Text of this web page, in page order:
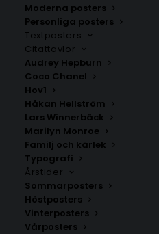
Moderna posters
Personliga posters
Textposters
Citattavlor
Audrey Hepburn
Coco Chanel
Hov1
Håkan Hellström
Lars Winnerbäck
Marilyn Monroe
Familj och kärlek
Typografi
Årstider
Sommarposters
Höstposters
Vinterposters
Vårposters
Strawberry Daiquiri
Fr.99.00 kr